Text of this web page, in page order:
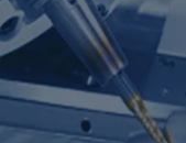
静的お
ボ